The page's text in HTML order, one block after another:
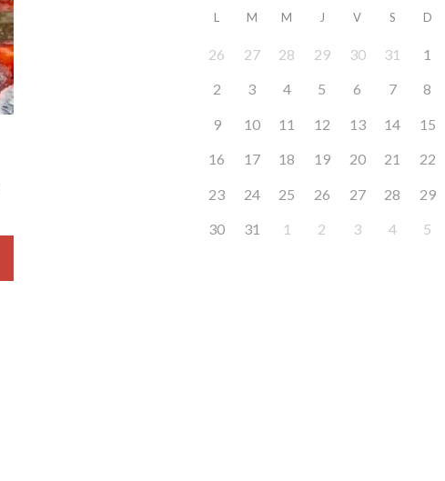
L M M J V S D
26 27 28 29 30 31 1
2 3 4 5 6 7 8
9 10 11 12 13 14 15
16 17 18 19 20 21 22
23 24 25 26 27 28 29
30 31 1 2 3 4 5